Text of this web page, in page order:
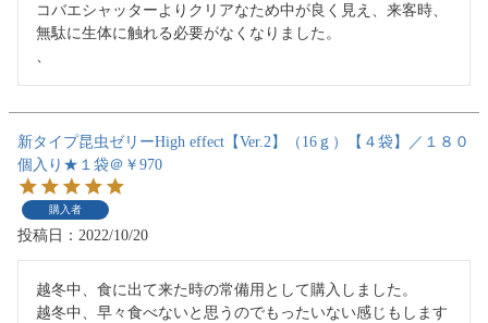
コバエシャッターよりクリアなため中が良く見え、来客時、
無駄に生体に触れる必要がなくなりました。
、
新タイプ昆虫ゼリーHigh effect【Ver.2】（16ｇ）【４袋】／１８０
個入り★１袋＠￥970
購入者
投稿日 2022/10/20
越冬中、食に出て来た時の常備用として購入しました。
越冬中、早々食べないと思うのでもったいない感じもします